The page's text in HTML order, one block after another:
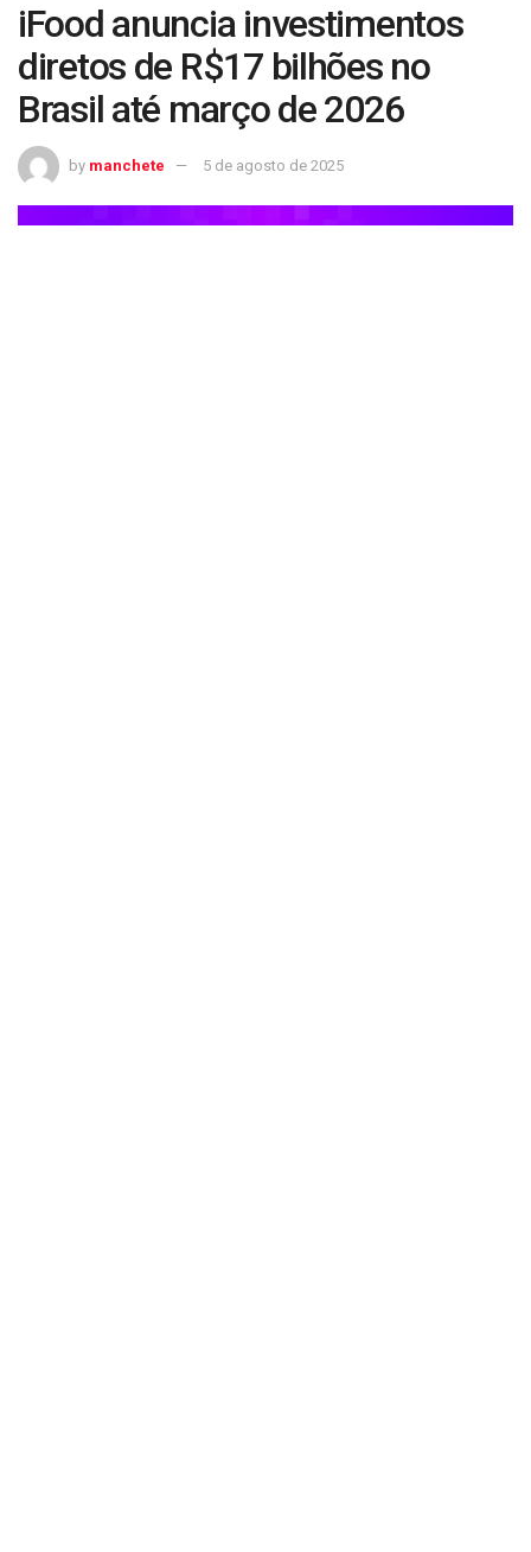
iFood anuncia investimentos
diretos de R$17 bilhões no
Brasil até março de 2026
by manchete 5 de agosto de 2025